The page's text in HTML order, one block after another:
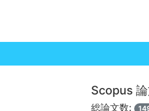
Scopus
総論文数: